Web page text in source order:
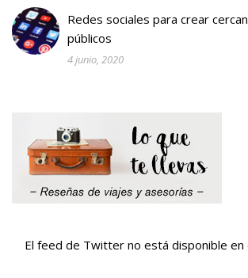
Redes sociales para crear
públicos
4 junio, 2020
El feed de Twitter no está disponible